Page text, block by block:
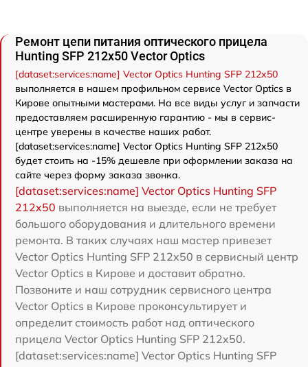
Ремонт цепи питания оптического прицела
Hunting SFP 212x50 Vector Optics
[dataset:services:name] Vector Optics Hunting SFP 212x50
выполняется в нашем профильном сервисе Vector Optics в
Кирове опытными мастерами. На все виды услуг и запчасти
предоставляем расширенную гарантию - мы в сервис-
центре уверены в качестве наших работ.
[dataset:services:name] Vector Optics Hunting SFP 212x50
будет стоить на -15% дешевле при оформлении заказа на
сайте через форму заказа звонка.
[dataset:services:name] Vector Optics Hunting SFP
212x50 выполняется на выезде, если не требует
большого оборудования и длительного времени
ремонта. В таких случаях наш мастер привезет
Vector Optics Hunting SFP 212x50 в сервисный центр
Vector Optics в Кирове и доставит обратно.
Позвоните и наш сотрудник сервисного центра
Vector Optics в Кирове проконсультирует и
определит стоимость работ над оптического
прицела Vector Optics Hunting SFP 212x50.
[dataset:services:name] Vector Optics Hunting SFP